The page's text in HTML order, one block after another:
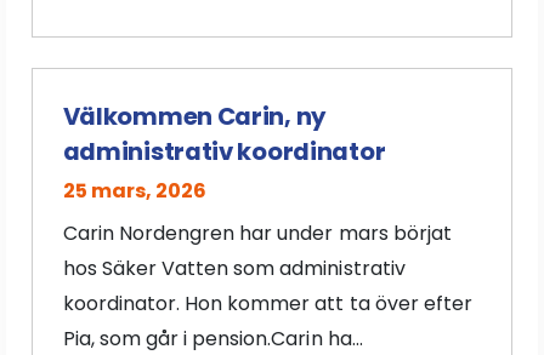
25 mars, 2026
Välkommen Carin, ny
administrativ koordinator
Carin Nordengren har under mars börjat
hos Säker Vatten som administrativ
koordinator. Hon kommer att ta över efter
Pia, som går i pension.Carin ha...